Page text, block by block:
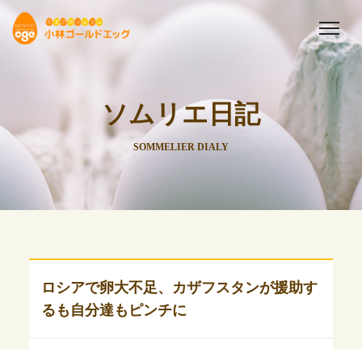
ソムリエ日記
SOMMELIER DIALY
ロシアで卵大不足、カザフスタンが援助す
るも自分達もピンチに